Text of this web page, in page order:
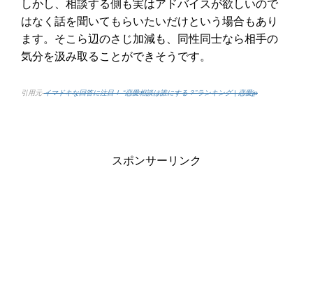
しかし、相談する側も実はアドバイスが欲しいので
はなく話を聞いてもらいたいだけという場合もあり
ます。そこら辺のさじ加減も、同性同士なら相手の
気分を汲み取ることができそうです。
引用元-イマドキな回答に注目！ “恋愛相談は誰にする？”ランキング | 恋愛jp
スポンサーリンク